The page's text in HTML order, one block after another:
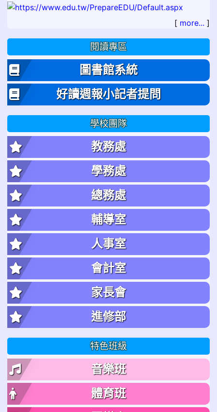
[ more... ]
閱讀專區
圖書館系統
好讀週報小記者提問
學校團隊
教務處
學務處
總務處
輔導室
人事室
會計室
家長會
進修部
特色班級
音樂班
體育班